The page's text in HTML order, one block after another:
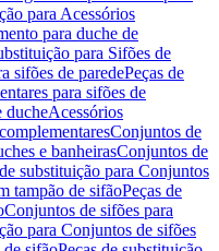
para Acessórios
para duche de
para Sifões de
sifões de paredePeças de
para sifões de
ducheAcessórios
Conjuntos de
e banheirasConjuntos de
substituição para Conjuntos
tampão de sifãoPeças de
Conjuntos de sifões para
para Conjuntos de sifões